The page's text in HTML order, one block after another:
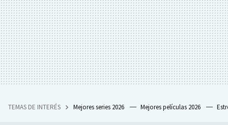
TEMAS DE INTERÉS Mejores series 2026 Mejores películas 2026